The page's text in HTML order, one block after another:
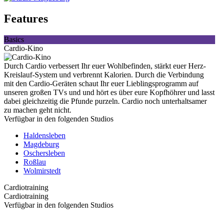
Features
Basics
Cardio-Kino
Durch Cardio verbessert Ihr euer Wohlbefinden, stärkt euer Herz-
Kreislauf-System und verbrennt Kalorien. Durch die Verbindung
mit den Cardio-Geräten schaut Ihr euer Lieblingsprogramm auf
unseren großen TVs und und hört es über eure Kopfhöhrer und lasst
dabei gleichzeitig die Pfunde purzeln. Cardio noch unterhaltsamer
zu machen geht nicht.
Verfügbar in den folgenden Studios
Haldensleben
Magdeburg
Oschersleben
Roßlau
Wolmirstedt
Cardiotraining
Cardiotraining
Verfügbar in den folgenden Studios